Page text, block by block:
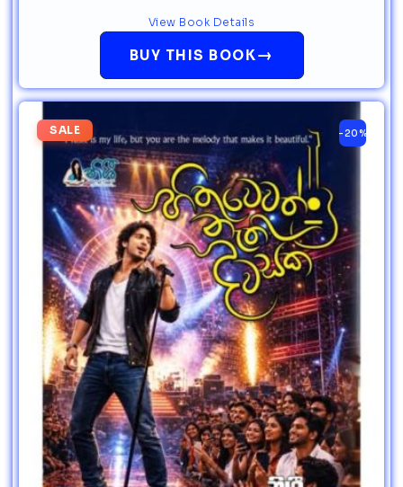
BUY THIS BOOK→
View Book Details
SALE -20%